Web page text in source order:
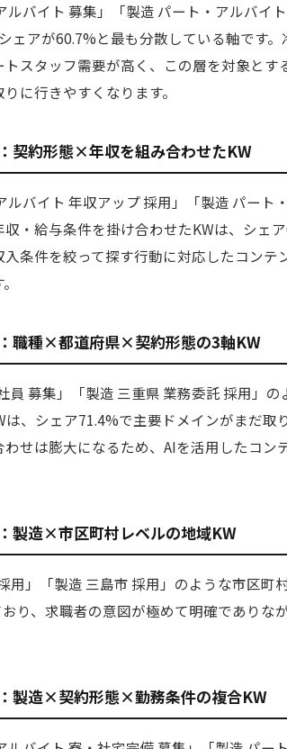
ルバイト 募集」「製造 パート・アルバイ
ェアが60.7%と最も分散している軸です
スタッフ需要が高く、この層を対象とす
に行きやすくなります。
契約形態×年収を組み合わせたKW
ルバイト 年収アップ 採用」「製造 パート
収・給与条件を掛け合わせたKWは、シェ
条件を絞って探す行動に対応したコンテ
職種×都道府県×契約形態の3軸KW
員 募集」「製造 三重県 業務委託 採用」
は、シェア71.4%で主要ドメインがまだ
せは膨大になるため、AIを活用したコン
製造×市区町村レベルの地域KW
用」「製造 三島市 採用」のような市区町
り、求職者の意図が極めて明確でありな
製造×契約形態×勤務条件の複合KW